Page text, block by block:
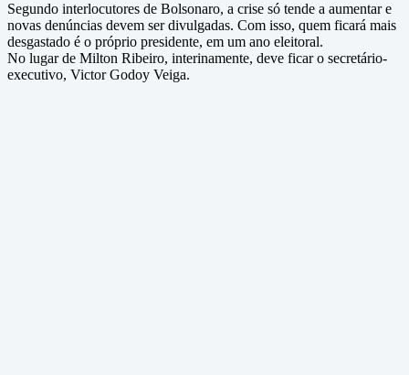
Segundo interlocutores de Bolsonaro, a crise só tende a aumentar e
novas denúncias devem ser divulgadas. Com isso, quem ficará mais
desgastado é o próprio presidente, em um ano eleitoral.
No lugar de Milton Ribeiro, interinamente, deve ficar o secretário-
executivo, Victor Godoy Veiga.